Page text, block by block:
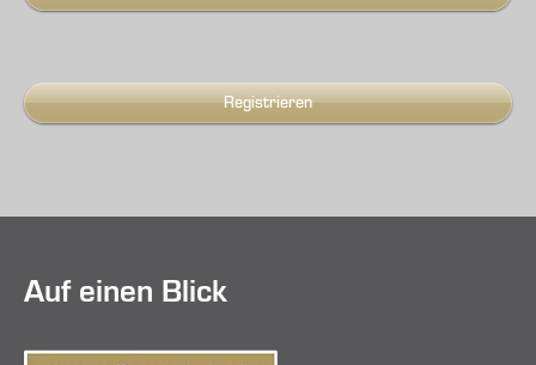
Registrieren
Auf einen Blick